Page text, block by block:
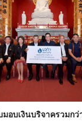
อบเงินบริจาครวมก